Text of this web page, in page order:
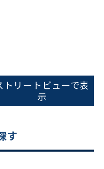
トリートビューで表
示
す